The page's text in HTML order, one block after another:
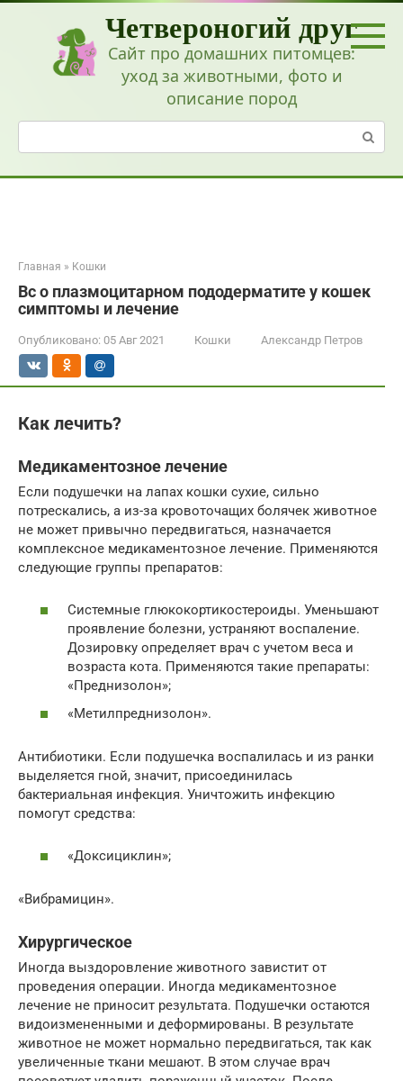
Перейти
Четвероногий друг
Сайт про домашних питомцев:
уход за животными, фото и
описание пород
Поиск:
Главная » Кошки
Вс о плазмоцитарном пододерматите у кошек
симптомы и лечение
Опубликовано: 05 Авг 2021 Кошки Александр Петров
Как лечить?
Медикаментозное лечение
Если подушечки на лапах кошки сухие, сильно
потрескались, а из-за кровоточащих болячек животное
не может привычно передвигаться, назначается
комплексное медикаментозное лечение. Применяются
следующие группы препаратов:
Системные глюкокортикостероиды. Уменьшают
проявление болезни, устраняют воспаление.
Дозировку определяет врач с учетом веса и
возраста кота. Применяются такие препараты:
«Преднизолон»;
«Метилпреднизолон».
Антибиотики. Если подушечка воспалилась и из ранки
выделяется гной, значит, присоединилась
бактериальная инфекция. Уничтожить инфекцию
помогут средства:
«Доксициклин»;
«Вибрамицин».
Хирургическое
Иногда выздоровление животного завистит от
проведения операции. Иногда медикаментозное
лечение не приносит результата. Подушечки остаются
видоизмененными и деформированы. В результате
животное не может нормально передвигаться, так как
увеличенные ткани мешают. В этом случае врач